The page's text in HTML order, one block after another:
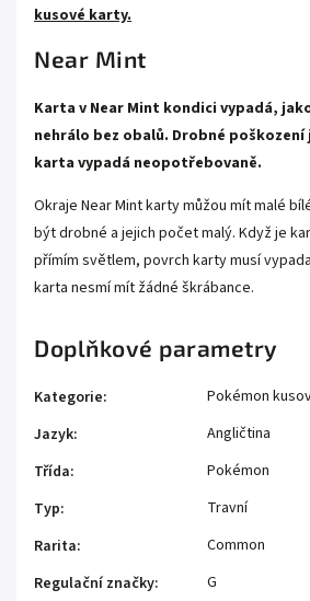
kusové karty.
Near Mint
Karta v Near Mint kondici vypadá,
nehrálo bez obalů. Drobné
karta vypadá neopotřebovaně.
Okraje Near Mint karty můžou mít malé
být drobné a jejich počet malý. Když je
přímím světlem, povrch karty musí
karta nesmí mít žádné škrábance.
Doplňkové parametry
Kategorie:
Pokémon
Jazyk:
Angličtina
Třída:
Pokémon
Typ:
Travní
Rarita:
Common
Regulační značky:
G